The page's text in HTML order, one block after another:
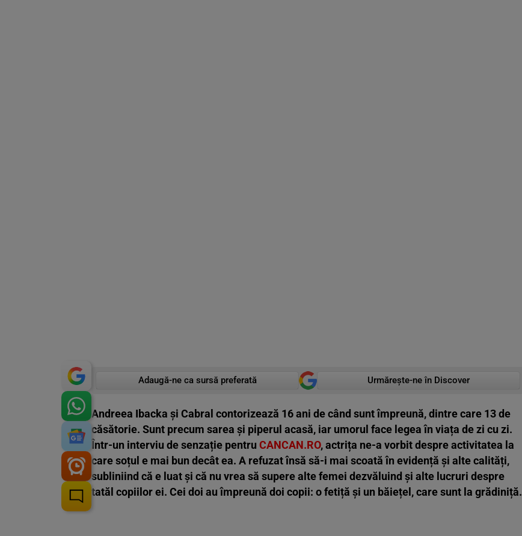
Adaugă-ne ca sursă preferată Urmărește-ne în Discover
Andreea Ibacka și Cabral contorizează 16 ani de când sunt împreună, dintre care 13 de
căsătorie. Sunt precum sarea și piperul acasă, iar umorul face legea în viața de zi cu zi.
Într-un interviu de senzație pentru CANCAN.RO, actrița ne-a vorbit despre activitatea la
care soțul e mai bun decât ea. A refuzat însă să-i mai scoată în evidență și alte calități,
subliniind că e luat și că nu vrea să supere alte femei dezvăluind și alte lucruri despre
tatăl copiilor ei. Cei doi au împreună doi copii: o fetiță și un băiețel, care sunt la grădiniță.